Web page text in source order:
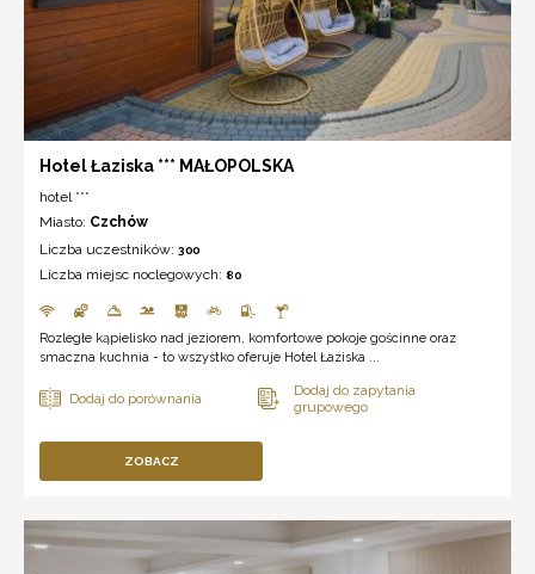
Hotel Łaziska *** MAŁOPOLSKA
hotel ***
Miasto: Czchów
Liczba uczestników: 300
Liczba miejsc noclegowych: 80
Rozległe kąpielisko nad jeziorem, komfortowe pokoje gościnne oraz
smaczna kuchnia - to wszystko oferuje Hotel Łaziska ...
ZOBACZ